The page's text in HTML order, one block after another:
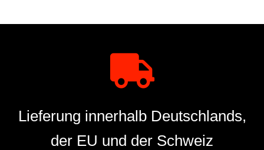
Lieferung innerhalb Deutschlands,
der EU und der Schweiz